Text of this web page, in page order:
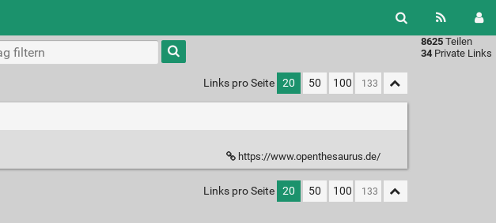
8625 Teilen
34 Private Links
Type 1 or
more
characters
results.
Links pro Seite 20 50 100
https://www.openthesaurus.de/
Links pro Seite 20 50 100